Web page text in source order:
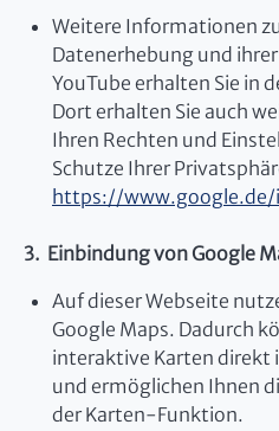
Weitere Informationen
Datenerhebung und
YouTube erhalten Sie in
Dort erhalten Sie auch
Ihren Rechten und
Schutze Ihrer
https://
3. Einbindung von Google
Auf dieser Webseite
Google Maps. Dadurch
interaktive Karten direkt
und ermöglichen Ihnen
der Karten-Funktion.